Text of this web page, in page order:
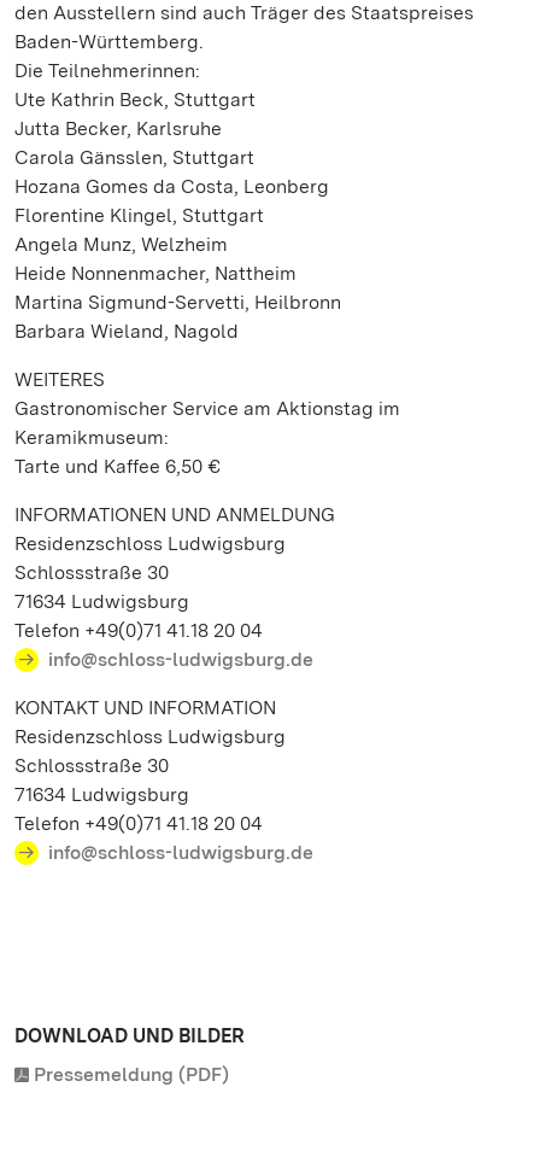
den Ausstellern sind auch Träger des Staatspreises
Baden-Württemberg.
Die Teilnehmerinnen:
Ute Kathrin Beck, Stuttgart
Jutta Becker, Karlsruhe
Carola Gänsslen, Stuttgart
Hozana Gomes da Costa, Leonberg
Florentine Klingel, Stuttgart
Angela Munz, Welzheim
Heide Nonnenmacher, Nattheim
Martina Sigmund-Servetti, Heilbronn
Barbara Wieland, Nagold
WEITERES
Gastronomischer Service am Aktionstag im
Keramikmuseum:
Tarte und Kaffee 6,50 €
INFORMATIONEN UND ANMELDUNG
Residenzschloss Ludwigsburg
Schlossstraße 30
71634 Ludwigsburg
Telefon +49(0)71 41.18 20 04
info@schloss-ludwigsburg.de
KONTAKT UND INFORMATION
Residenzschloss Ludwigsburg
Schlossstraße 30
71634 Ludwigsburg
Telefon +49(0)71 41.18 20 04
info@schloss-ludwigsburg.de
DOWNLOAD UND BILDER
Pressemeldung (PDF)